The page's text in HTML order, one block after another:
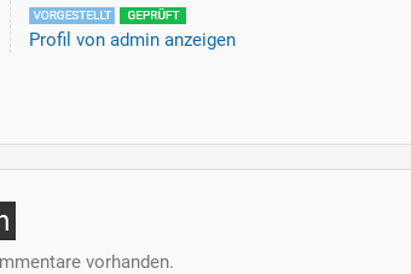
Profil von admin anzeigen
vorhanden.